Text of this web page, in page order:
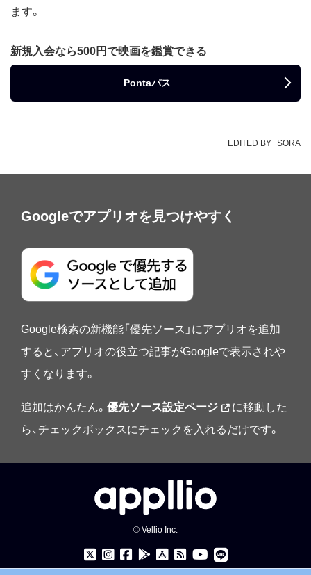
ます。
新規入会なら500円で映画を鑑賞できる
Pontaパス
EDITED BY SORA
Googleでアプリオを見つけやすく
Google検索の新機能「優先ソース」にアプリオを追加
すると、アプリオの役立つ記事がGoogleで表示されや
すくなります。
追加はかんたん。 優先ソース設定ページ
に移動した
ら、チェックボックスにチェックを入れるだけです。
© Vellio Inc.